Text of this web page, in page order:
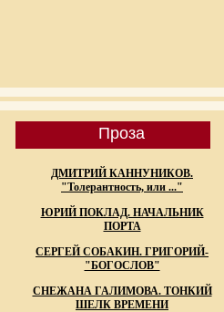
Проза
ДМИТРИЙ КАННУНИКОВ.
"Толерантность, или ..."
ЮРИЙ ПОКЛАД. НАЧАЛЬНИК
ПОРТА
СЕРГЕЙ СОБАКИН. ГРИГОРИЙ-
"БОГОСЛОВ"
СНЕЖАНА ГАЛИМОВА. ТОНКИЙ
ШЕЛК ВРЕМЕНИ